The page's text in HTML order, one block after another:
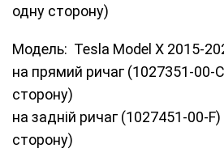
одну сторону)
Модель: Tesla Model Х 2015-
на прямий ричаг (1027351-00-
сторону)
на задній ричаг (1027451-00-
сторону)